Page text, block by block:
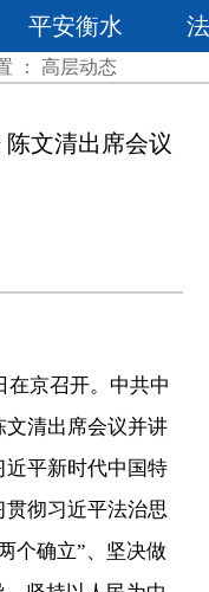
平安衡水
： 高层动态
文清出席会议
京召开。中共中
清出席会议并讲
平新时代中国特
彻习近平法治思
个确立”、坚决做